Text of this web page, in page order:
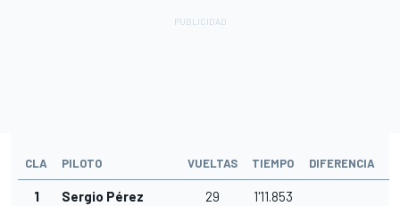
CLA PILOTO VUELTAS TIEMPO DIFERENCIA
1 Sergio Pérez 29 1'11.853